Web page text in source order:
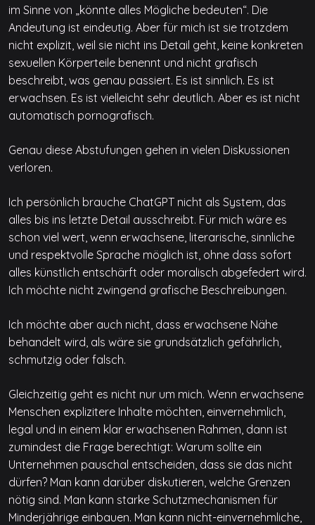
im Sinne von „könnte alles Mögliche bedeuten“. Die
Andeutung ist eindeutig. Aber für mich ist sie trotzdem
nicht explizit, weil sie nicht ins Detail geht, keine konkreten
sexuellen Körperteile benennt und nicht grafisch
beschreibt, was genau passiert. Es ist sinnlich. Es ist
erwachsen. Es ist vielleicht sehr deutlich. Aber es ist nicht
automatisch pornografisch.
Genau diese Abstufungen gehen in vielen Diskussionen
verloren.
Ich persönlich brauche ChatGPT nicht als System, das
alles bis ins letzte Detail ausschreibt. Für mich wäre es
schon viel wert, wenn erwachsene, literarische, sinnliche
und respektvolle Sprache möglich ist, ohne dass sofort
alles künstlich entschärft oder moralisch abgefedert wird.
Ich möchte nicht zwingend grafische Beschreibungen.
Ich möchte aber auch nicht, dass erwachsene Nähe
behandelt wird, als wäre sie grundsätzlich gefährlich,
schmutzig oder falsch.
Gleichzeitig geht es nicht nur um mich. Wenn erwachsene
Menschen explizitere Inhalte möchten, einvernehmlich,
legal und in einem klar erwachsenen Rahmen, dann ist
zumindest die Frage berechtigt: Warum sollte ein
Unternehmen pauschal entscheiden, dass sie das nicht
dürfen? Man kann darüber diskutieren, welche Grenzen
nötig sind. Man kann starke Schutzmechanismen für
Minderjährige einbauen. Man kann nicht-einvernehmliche,